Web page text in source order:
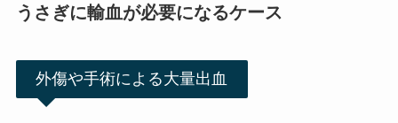
うさぎに輸血が必要になるケース
外傷や手術による大量出血